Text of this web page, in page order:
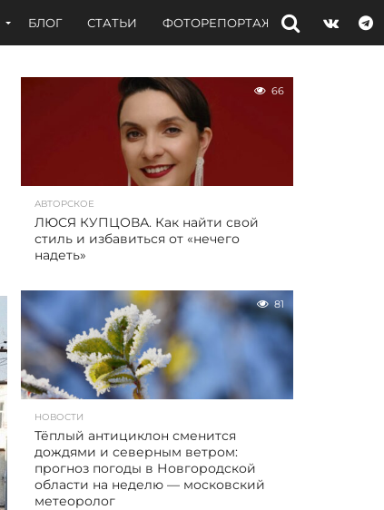
БЛОГ СТАТЬИ ФОТОРЕПОРТАЖИ ИНТЕРВЬЮ
66
АВТОРСКОЕ
ЛЮСЯ КУПЦОВА. Как найти свой
стиль и избавиться от «нечего
надеть»
81
НОВОСТИ
Тёплый антициклон сменится
дождями и северным ветром:
прогноз погоды в Новгородской
области на неделю — московский
метеоролог